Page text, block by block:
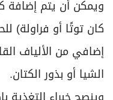
ويمكن أن يتم إضافة
كان توتًا أو فراولة)
إضافي من الألياف
الشيا أو بذور الكتان.